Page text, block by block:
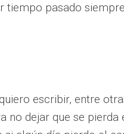
tiempo pasado
escribir, entre
no dejar que se pierda